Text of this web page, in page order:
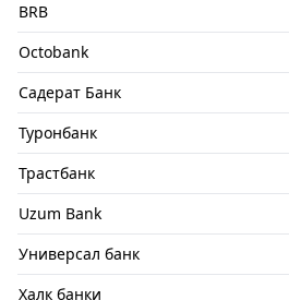
BRB
Octobank
Садерат Банк
Туронбанк
Трастбанк
Uzum Bank
Универсал банк
Халк банки